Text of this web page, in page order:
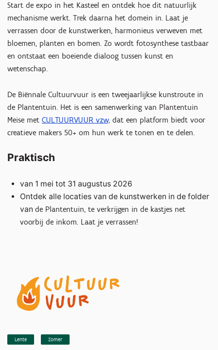
Start de expo in het Kasteel en ontdek hoe dit natuurlijk
mechanisme werkt. Trek daarna het domein in. Laat je
verrassen door de kunstwerken, harmonieus verweven met
bloemen, planten en bomen. Zo wordt fotosynthese tastbaar
en ontstaat een boeiende dialoog tussen kunst en
wetenschap.
De Biënnale Cultuurvuur is een tweejaarlijkse kunstroute in
de Plantentuin. Het is een samenwerking van Plantentuin
Meise met CULTUURVUUR vzw, dat een platform biedt voor
creatieve makers 50+ om hun werk te tonen en te delen.
Praktisch
van 1 mei tot 31 augustus 2026
Ontdek alle locaties van de kunstwerken in de folder
vande Plantentuin, te verkrijgen in de kastjes net
voorbij de inkom. Laat je verrassen!
Lente Zomer
Inzoomen